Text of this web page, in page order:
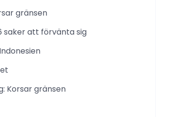
gränsen
saker att förvänta sig
Korsar gränsen